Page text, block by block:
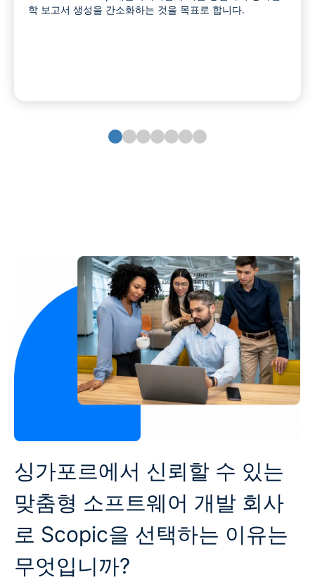
학 보고서 생성을 간소화하는 것을 목표로 합니다.
싱가포르에서 신뢰할 수 있는
맞춤형 소프트웨어 개발 회사
로 Scopic을 선택하는 이유는
무엇입니까?